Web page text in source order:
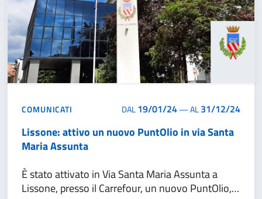
COMUNICATI DAL19/01/24—AL31/12/24
Lissone: attivo un nuovo PuntOlio in via Santa
Maria Assunta
È stato attivato in Via Santa Maria Assunta a
Lissone, presso il Carrefour, un nuovo PuntOlio,